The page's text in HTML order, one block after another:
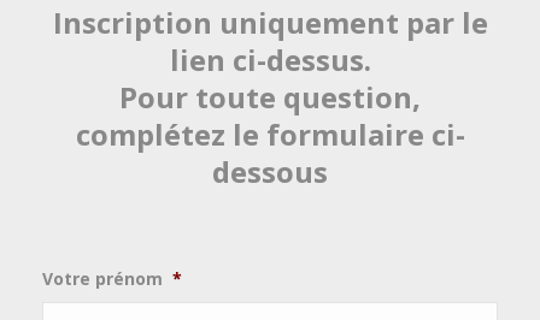
Inscription uniquement par le
lien ci-dessus.
Pour toute question,
complétez le formulaire ci-
dessous
Votre prénom *